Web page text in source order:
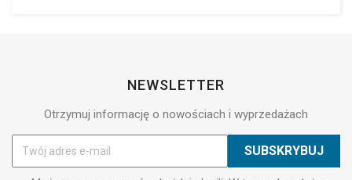
NEWSLETTER
Otrzymuj informację o nowościach i wyprzedażach